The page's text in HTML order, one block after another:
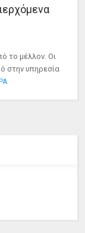
το μέλλον. Οι
στην υπηρεσία